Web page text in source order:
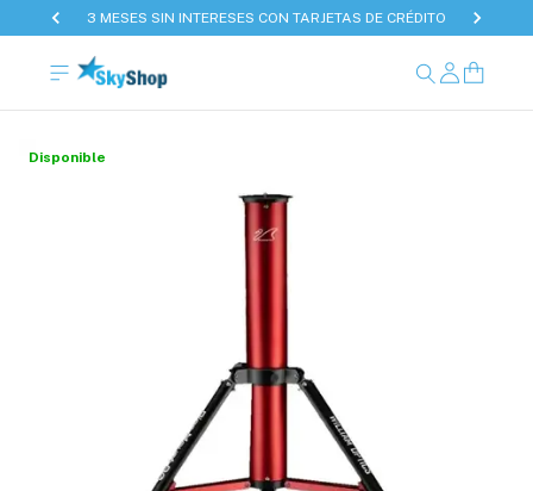
3 MESES SIN INTERESES CON TARJETAS DE CRÉDITO
Disponible